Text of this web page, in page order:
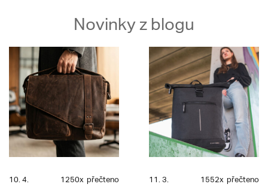
Novinky z blogu
10. 4. 1250x přečteno 11. 3. 1552x přečteno